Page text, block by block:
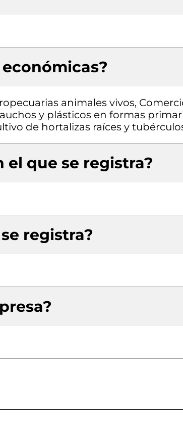
animales vivos,
y plásticos en formas
de hortalizas raíces y
el que se registra?
registra?